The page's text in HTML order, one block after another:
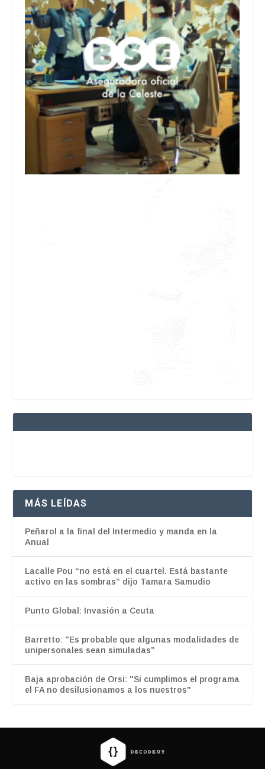
MÁS LEÍDAS
Peñarol a la final del Intermedio y manda en la
Anual
Lacalle Pou “no está en el cuartel. Está bastante
activo en las sombras” dijo Tamara Samudio
Punto Global: Invasión a Ceuta
Barretto: "Es probable que algunas modalidades de
unipersonales sean simuladas”
Baja aprobación de Orsi: "Si cumplimos el programa
el FA no desilusionamos a los nuestros"